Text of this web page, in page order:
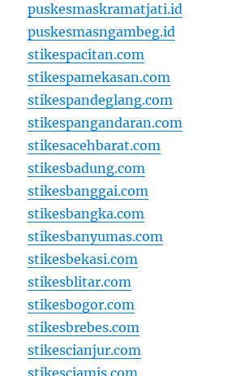
puskesmaskramatjati.id
puskesmasngambeg.id
stikespacitan.com
stikespamekasan.com
stikespandeglang.com
stikespangandaran.com
stikesacehbarat.com
stikesbadung.com
stikesbanggai.com
stikesbangka.com
stikesbanyumas.com
stikesbekasi.com
stikesblitar.com
stikesbogor.com
stikesbrebes.com
stikescianjur.com